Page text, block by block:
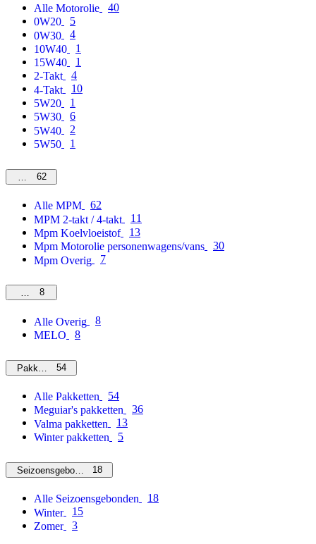
Alle Motorolie
40
0W20
5
0W30
4
10W40
1
15W40
1
2-Takt
4
4-Takt
10
5W20
1
5W30
6
5W40
2
5W50
1
MPM62
Alle MPM
62
MPM 2-takt / 4-takt
11
Mpm Koelvloeistof
13
Mpm Motorolie personenwagens/vans
30
Mpm Overig
7
Overig
8
Alle Overig
8
MELO
8
Pakketten54
Alle Pakketten
54
Meguiar's pakketten
36
Valma pakketten
13
Winter pakketten
5
Seizoensgebonden18
Alle Seizoensgebonden
18
Winter
15
Zomer
3